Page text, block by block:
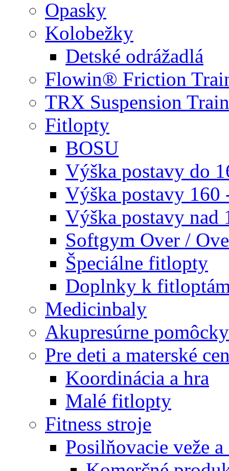
Opasky
Kolobežky
Detské odrážadlá
Flowin® Friction
TRX Suspension
Fitlopty
BOSU
Výška postavy do
Výška postavy 160
Výška postavy nad
Softgym Over /
Špeciálne fitlopty
Doplnky k
Medicinbaly
Akupresúrne pomôcky
Pre deti a materské
Koordinácia a hra
Malé fitlopty
Fitness stroje
Posilňovacie veže